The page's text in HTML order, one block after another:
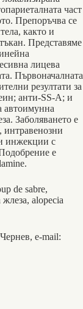
част
Препоръчва се
както и
Представяме
лицева
Първоначалната
резултати за
анти-SS-A; и
автоимунна
Заболяването е
интравенозни
инжекции с
е
de sabre,
alopecia
e-mail: